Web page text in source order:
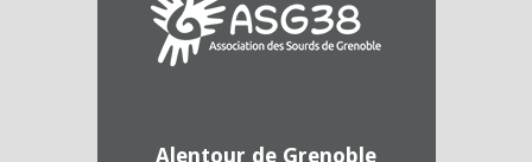
Alentour de Grenoble